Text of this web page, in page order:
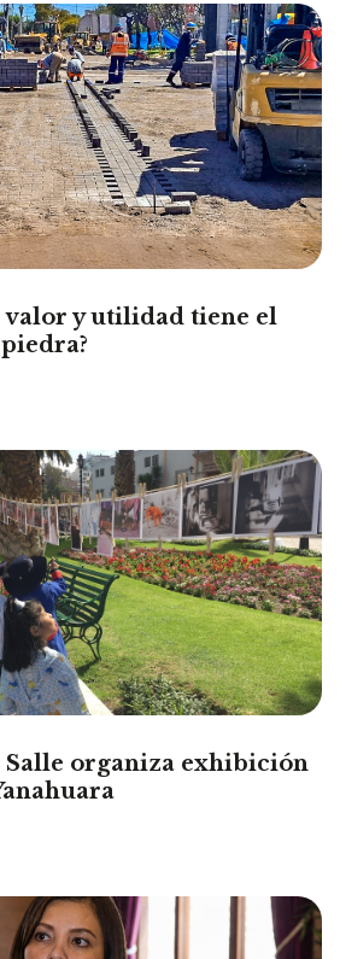
valor y utilidad tiene el
organiza exhibición